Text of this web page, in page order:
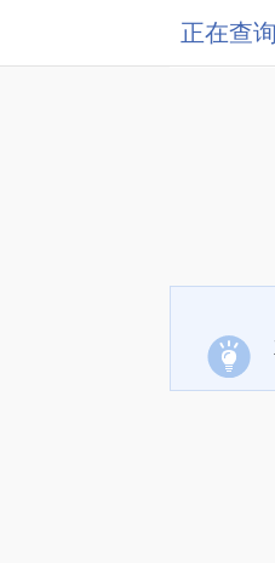
正在查